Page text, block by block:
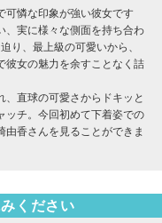
可憐な印象が強い彼女です
、実に様々な側面を持ち合わ
り、最上級の可愛いから、
彼女の魅力を余すことなく詰
直球の可愛さからドキッと
ッチ。今回初めて下着姿での
香さんを見ることができま
ください